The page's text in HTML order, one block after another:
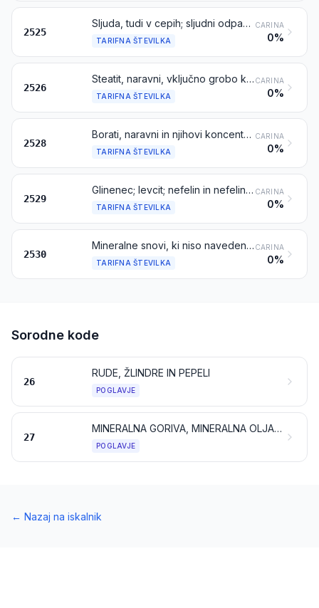
2525
Sljuda, tudi v cepih; sljudni odpadki
TARIFNA ŠTEVILKA
CARINA
0%
2526
Steatit, naravni, vključno grobo klesan ali razžagan ali kako drugače razrezan v kvadratne ali pravokotne bloke ali plošče; lojevec
TARIFNA ŠTEVILKA
CARINA
0%
2528
Borati, naravni in njihovi koncentrati (žgani ali nežgani), razen boratov, izločenih iz naravne slane vode; naravna borova kislina, ki vsebuje do 85 % H3BO3, računano na suhi izdelek
TARIFNA ŠTEVILKA
CARINA
0%
2529
Glinenec; levcit; nefelin in nefelin sienit; fluorit
TARIFNA ŠTEVILKA
CARINA
0%
2530
Mineralne snovi, ki niso navedene in ne zajete na drugem mestu
TARIFNA ŠTEVILKA
CARINA
0%
Sorodne kode
26
RUDE, ŽLINDRE IN PEPELI
POGLAVJE
27
MINERALNA GORIVA, MINERALNA OLJA IN PROIZVODI NJIHOVE DESTILACIJE; BITUMINOZNE SNOVI; MINERALNI VOSKI
POGLAVJE
← Nazaj na iskalnik